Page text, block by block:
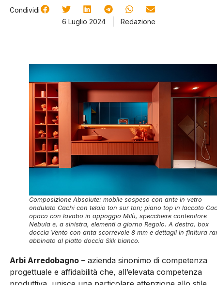
Condividi
6 Luglio 2024
Redazione
Composizione Absolute: mobile sospeso con ante in vetro
ondulato Cachi con telaio ton sur ton; piano top in laccato
opaco con lavabo in appoggio Milù, specchiere contenitore
Nebula e, a sinistra, elementi a giorno Regolo. A destra, box
doccia Vento con anta scorrevole 8 mm e dettagli in finitura
abbinato al piatto doccia Silk bianco.
Arbi Arredobagno – azienda sinonimo di competenza
progettuale e affidabilità che, all’elevata competenza